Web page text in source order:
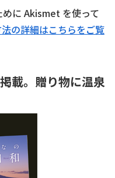
に Akismet を使って
の詳細はこちらをご覧
載。贈り物に温泉